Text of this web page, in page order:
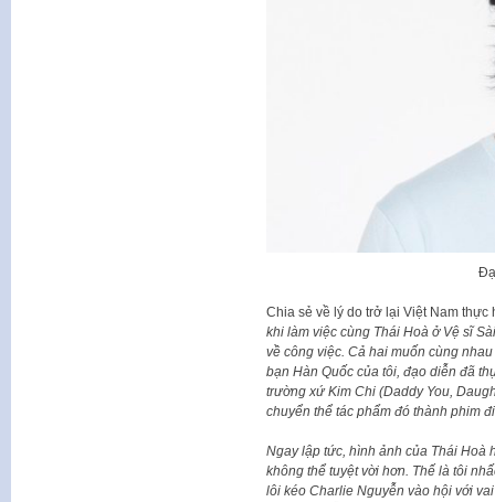
Chia sẻ về lý do trở lại Việt Nam thực
khi làm việc cùng Thái Hoà ở Vệ sĩ
về công việc. Cả hai muốn cùng
bạn Hàn Quốc của tôi, đạo diễn đã
trường xứ Kim Chi (Daddy You,
chuyển thể tác phẩm đó thành phim
Ngay lập tức, hình ảnh của Thái Hoà
không thể tuyệt vời hơn. Thế là tôi
lôi kéo Charlie Nguyễn vào hội với